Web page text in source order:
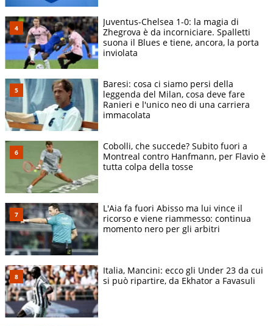
Juventus-Chelsea 1-0: la magia di
Zhegrova è da incorniciare. Spalletti
suona il Blues e tiene, ancora, la porta
inviolata
Baresi: cosa ci siamo persi della
leggenda del Milan, cosa deve fare
Ranieri e l'unico neo di una carriera
immacolata
Cobolli, che succede? Subito fuori a
Montreal contro Hanfmann, per Flavio è
tutta colpa della tosse
L'Aia fa fuori Abisso ma lui vince il
ricorso e viene riammesso: continua
momento nero per gli arbitri
Italia, Mancini: ecco gli Under 23 da cui
si può ripartire, da Ekhator a Favasuli